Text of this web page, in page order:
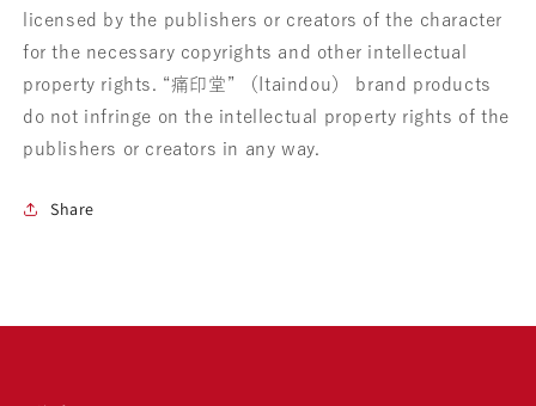
licensed by the publishers or creators of the character
for the necessary copyrights and other intellectual
property rights. “痛印堂” （Itaindou） brand products
do not infringe on the intellectual property rights of the
publishers or creators in any way.
Share